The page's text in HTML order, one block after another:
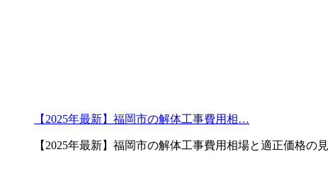
【2025年最新】福岡市の解体工事費用相…
【2025年最新】福岡市の解体工事費用相場と適正価格